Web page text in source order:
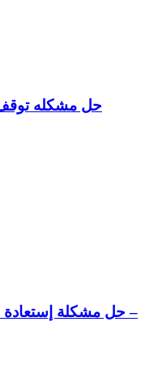
حل مشكله
حل مشكلة إستعادة